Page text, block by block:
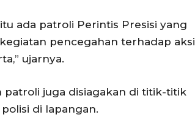
ada patroli Perintis Presisi yang
pencegahan terhadap aksi
ujarnya.
juga disiagakan di titik-titik
di lapangan.